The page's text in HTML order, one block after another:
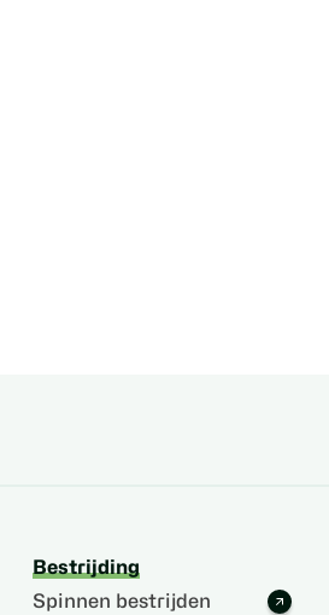
Bestrijding
Spinnen bestrijden